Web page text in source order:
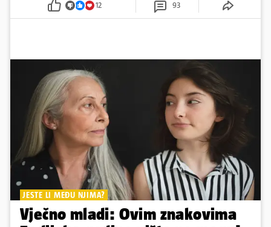
12 93
JESTE LI MEĐU NJIMA?
Vječno mladi: Ovim znakovima